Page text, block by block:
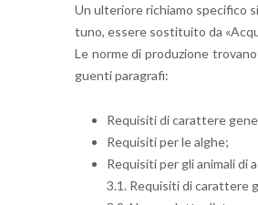
Un ul­te­rio­re ri­chia­mo spe­ci­fi­co
tu­no, es­se­re so­sti­tui­to da
Le norme di pro­du­zio­ne
guen­ti pa­ra­gra­fi:
Re­qui­si­ti di ca­rat­te­re
Re­qui­si­ti per le alghe;
Re­qui­si­ti per gli ani­ma­li di
3.1. Re­qui­si­ti di ca­rat­te­re